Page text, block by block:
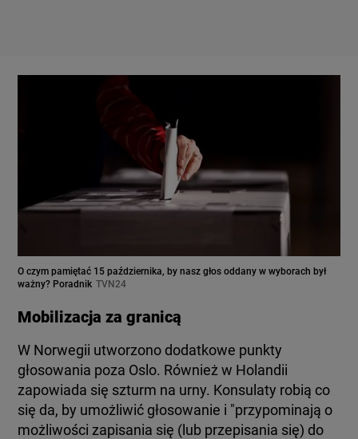
O czym pamiętać 15 października, by nasz głos oddany w wyborach był
ważny? Poradnik TVN24
Mobilizacja za granicą
W Norwegii utworzono dodatkowe punkty
głosowania poza Oslo. Również w Holandii
zapowiada się szturm na urny. Konsulaty robią co
się da, by umożliwić głosowanie i "przypominają o
możliwości zapisania się (lub przepisania się) do